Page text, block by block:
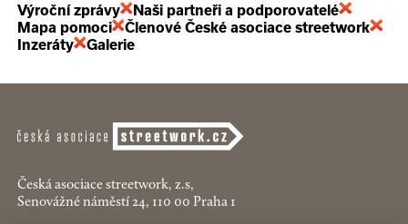
Výroční zprávy
Naši partneři a podporovatelé
Mapa pomoci
Členové České asociace streetwork
Inzeráty
Galerie
Česká asociace streetwork, z.s,
Senovážné náměstí 24, 110 00 Praha 1